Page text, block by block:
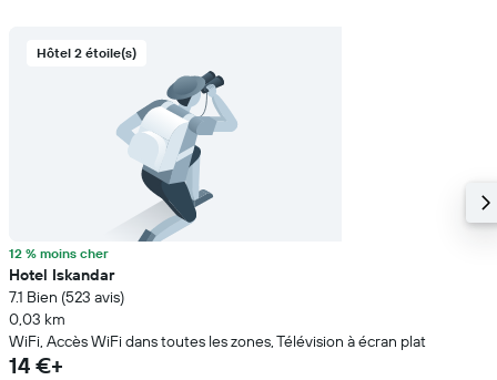
Hôtel 2 étoile(s)
12 % moins cher
Hotel Iskandar
7.1 Bien (523 avis)
0,03 km
WiFi, Accès WiFi dans toutes les zones, Télévision à écran plat
14 €+